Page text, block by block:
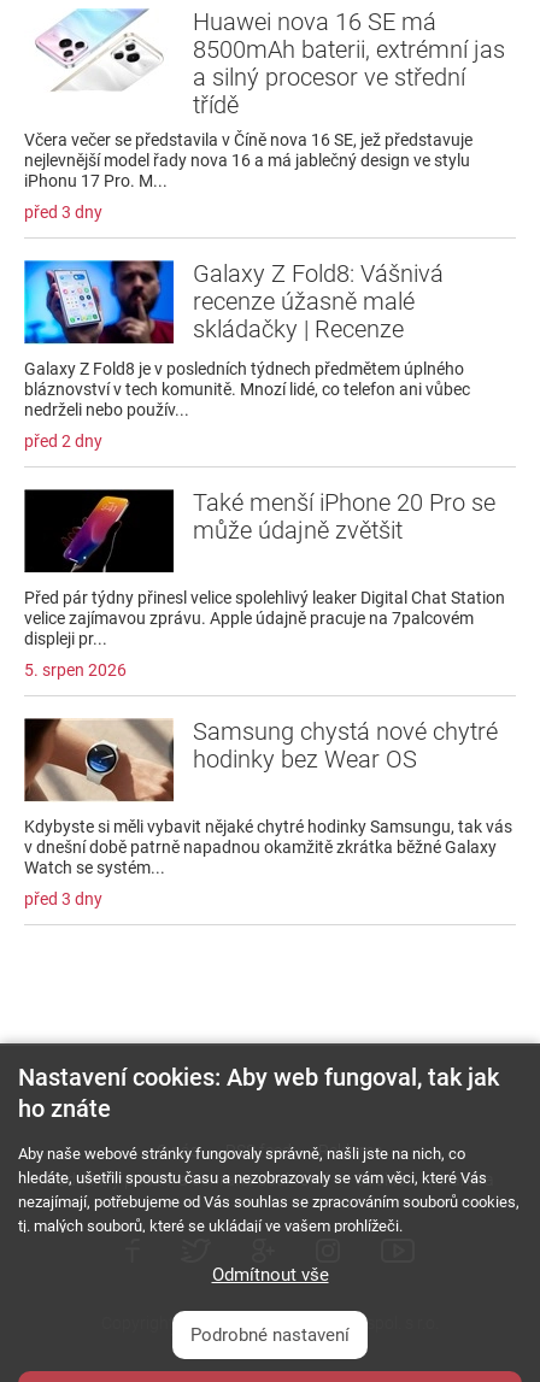
Huawei nova 16 SE má
8500mAh baterii, extrémní jas
a silný procesor ve střední
třídě
Včera večer se představila v Číně nova 16 SE, jež představuje
nejlevnější model řady nova 16 a má jablečný design ve stylu
iPhonu 17 Pro. M...
před 3 dny
Galaxy Z Fold8: Vášnivá
recenze úžasně malé
skládačky | Recenze
Galaxy Z Fold8 je v posledních týdnech předmětem úplného
bláznovství v tech komunitě. Mnozí lidé, co telefon ani vůbec
nedrželi nebo použív...
před 2 dny
Také menší iPhone 20 Pro se
může údajně zvětšit
Před pár týdny přinesl velice spolehlivý leaker Digital Chat Station
velice zajímavou zprávu. Apple údajně pracuje na 7palcovém
displeji pr...
5. srpen 2026
Samsung chystá nové chytré
hodinky bez Wear OS
Kdybyste si měli vybavit nějaké chytré hodinky Samsungu, tak vás
v dnešní době patrně napadnou okamžitě zkrátka běžné Galaxy
Watch se systém...
před 3 dny
O nás RSS feed
Reklama
Podmínky použití a ochrana soukromí
Cookies Kariéra
Copyright © 2000 - 2026 NetComp, spol. s r.o.
Všechna práva vyhrazena.
Nastavení cookies: Aby web fungoval, tak jak
ho znáte
Aby naše webové stránky fungovaly správně, našli jste na nich, co
hledáte, ušetřili spoustu času a nezobrazovaly se vám věci, které Vás
nezajímají, potřebujeme od Vás souhlas se zpracováním souborů cookies,
tj. malých souborů, které se ukládají ve vašem prohlížeči.
Odmítnout vše
Podrobné nastavení